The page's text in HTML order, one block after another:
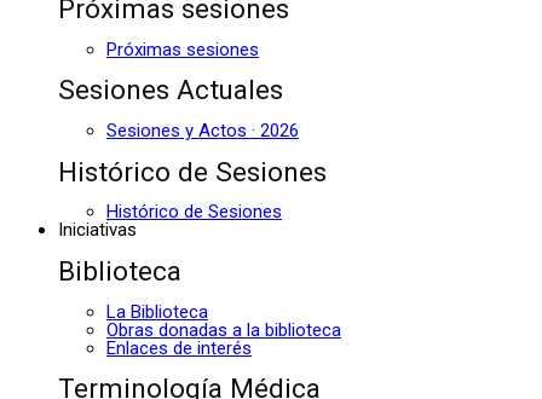
Próximas sesiones
Próximas sesiones
Sesiones Actuales
Sesiones y Actos · 2026
Histórico de Sesiones
Histórico de Sesiones
Iniciativas
Biblioteca
La Biblioteca
Obras donadas a la biblioteca
Enlaces de interés
Terminología Médica